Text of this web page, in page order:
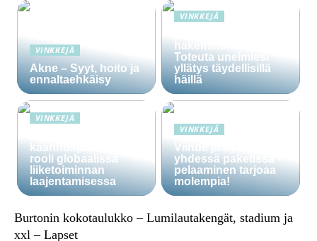
VINKKEJÄ
Akne – Syyt, hoito ja
ennaltaehkäisy
VINKKEJÄ
hakeminen salassa –
Toteuta unelmiesi
yllätys täydellisillä
häillä
VINKKEJÄ
käännöspalvelujen
rooli globaalissa
liiketoiminnan
laajentamisessa
VINKKEJÄ
Viihde ja hyöty
yhdessä paketissa –
pelaaminen tarjoaa
molempia!
Burtonin kokotaulukko – Lumilautakengät, stadium ja
xxl – Lapset